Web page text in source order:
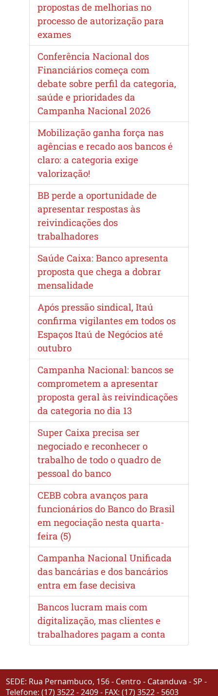
propostas de melhorias no
processo de autorização para
exames
Conferência Nacional dos
Financiários começa com
debate sobre perfil da categoria,
saúde e prioridades da
Campanha Nacional 2026
Mobilização ganha força nas
agências e recado aos bancos é
claro: a categoria exige
valorização!
BB perde a oportunidade de
apresentar respostas às
reivindicações dos
trabalhadores
Saúde Caixa: Banco apresenta
proposta que chega a dobrar
mensalidade
Após pressão sindical, Itaú
confirma vigilantes em todos os
Espaços Itaú de Negócios até
outubro
Campanha Nacional: bancos se
comprometem a apresentar
proposta geral às reivindicações
da categoria no dia 13
Super Caixa precisa ser
negociado e reconhecer o
trabalho de todo o quadro de
pessoal do banco
CEBB cobra avanços para
funcionários do Banco do Brasil
em negociação nesta quarta-
feira (5)
Campanha Nacional Unificada
das bancárias e dos bancários
entra em fase decisiva
Bancos lucram mais com
digitalização, mas clientes e
trabalhadores pagam a conta
SEDE: Rua Pernambuco, 156 - Centro - Catanduva - SP -
Telefone: (17) 3522 - 2409 - FAX: (17) 3522 - 5603